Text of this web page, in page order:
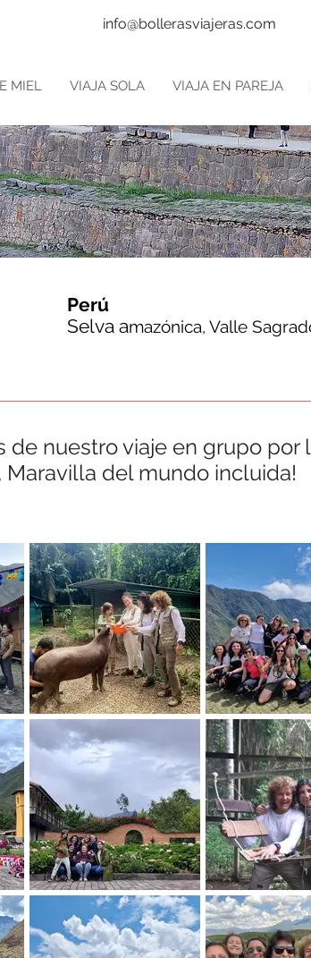
info@bollerasviajeras.com
MIEL VIAJA SOLA VIAJA EN PAREJA
Perú
Selva amazónica, Valle
de nuestro viaje en grupo por
Maravilla del mundo incluida!